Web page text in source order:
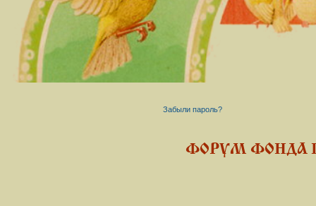
Забыли пароль?
ФОРУМ ФОНДА